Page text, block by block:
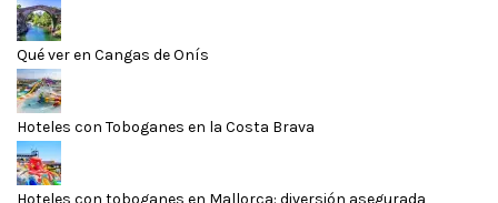
Qué ver en Cangas de Onís
Hoteles con Toboganes en la Costa Brava
Hoteles con toboganes en Mallorca: diversión asegurada